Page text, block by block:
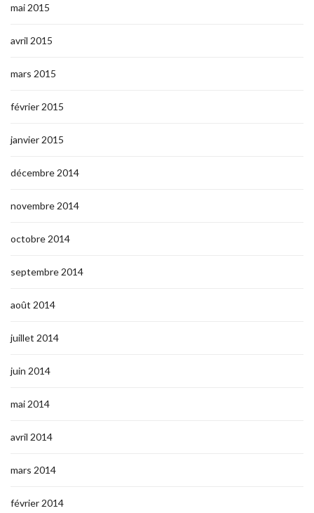
mai 2015
avril 2015
mars 2015
février 2015
janvier 2015
décembre 2014
novembre 2014
octobre 2014
septembre 2014
août 2014
juillet 2014
juin 2014
mai 2014
avril 2014
mars 2014
février 2014